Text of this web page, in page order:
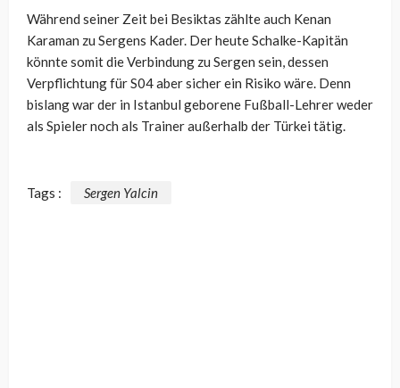
Während seiner Zeit bei Besiktas zählte auch Kenan
Karaman zu Sergens Kader. Der heute Schalke-Kapitän
könnte somit die Verbindung zu Sergen sein, dessen
Verpflichtung für S04 aber sicher ein Risiko wäre. Denn
bislang war der in Istanbul geborene Fußball-Lehrer weder
als Spieler noch als Trainer außerhalb der Türkei tätig.
Tags : Sergen Yalcin